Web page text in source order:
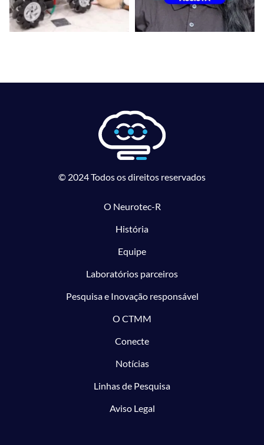
© 2024 Todos os direitos reservados
O Neurotec-R
História
Equipe
Laboratórios parceiros
Pesquisa e Inovação responsável
O CTMM
Conecte
Notícias
Linhas de Pesquisa
Aviso Legal